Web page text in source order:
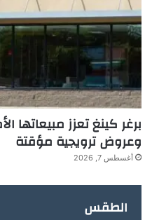
برغر كينغ تعزز مبيعاتها
وعروض ترويجية مؤقتة
أغسطس 7, 2026
الطقس